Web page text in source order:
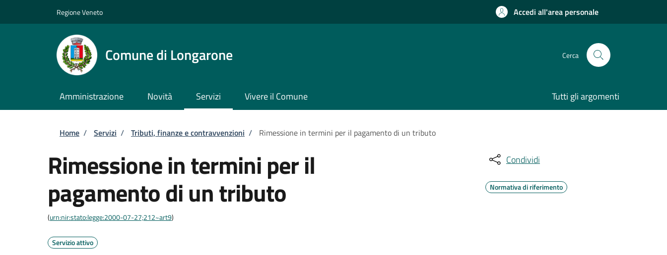
Regione Veneto Accedi all'area personale
Comune di Longarone Cerca
Amministrazione Novità Servizi Vivere il Comune Tutti gli argomenti
Briciole di pane
Home / Servizi / Tributi, finanze e contravvenzioni / Rimessione in termini per il pagamento di un tributo
Rimessione in termini per il
pagamento di un tributo
(urn:nir:stato:legge:2000-07-27;212~art9)
Servizio attivo
Condividi
Normativa di riferimento